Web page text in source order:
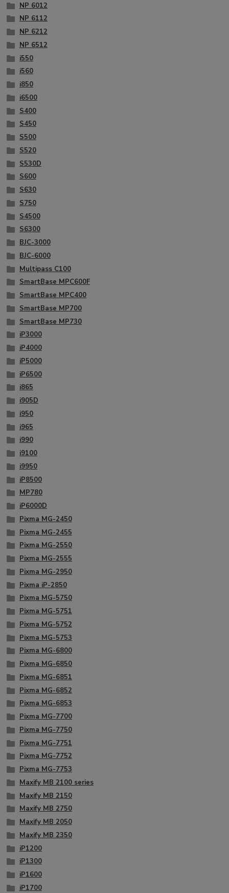
NP 6012
NP 6112
NP 6212
NP 6512
i550
i560
i850
i6500
S400
S450
S500
S520
S530D
S600
S630
S750
S4500
S6300
BJC-3000
BJC-6000
Multipass C100
SmartBase MPC600F
SmartBase MPC400
SmartBase MP700
SmartBase MP730
iP3000
iP4000
iP5000
iP6500
i865
i905D
i950
i965
i990
i9100
i9950
iP8500
MP780
iP6000D
Pixma MG-2450
Pixma MG-2455
Pixma MG-2550
Pixma MG-2555
Pixma MG-2950
Pixma iP-2850
Pixma MG-5750
Pixma MG-5751
Pixma MG-5752
Pixma MG-5753
Pixma MG-6800
Pixma MG-6850
Pixma MG-6851
Pixma MG-6852
Pixma MG-6853
Pixma MG-7700
Pixma MG-7750
Pixma MG-7751
Pixma MG-7752
Pixma MG-7753
Maxify MB 2100 series
Maxify MB 2150
Maxify MB 2750
Maxify MB 2050
Maxify MB 2350
iP1200
iP1300
iP1600
iP1700